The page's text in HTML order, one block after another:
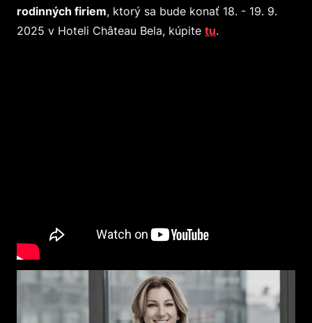
rodinných firiem, ktorý sa bude konať 18. - 19. 9.
2025 v Hoteli Château Bela, kúpite tu.